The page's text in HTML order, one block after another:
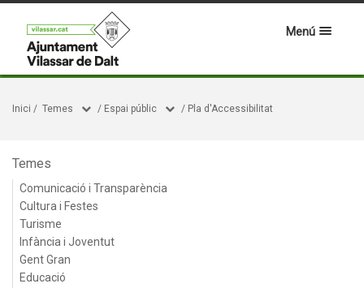
Menú
Inici / Temes / Espai públic / Pla d'Accessibilitat
Temes
Comunicació i Transparència
Cultura i Festes
Turisme
Infància i Joventut
Gent Gran
Educació